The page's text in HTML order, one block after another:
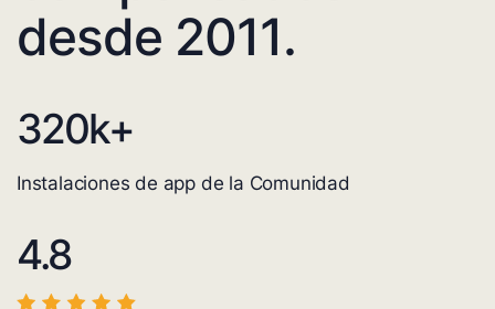
desde 2011.
320k+
Instalaciones de app de la Comunidad
4.8